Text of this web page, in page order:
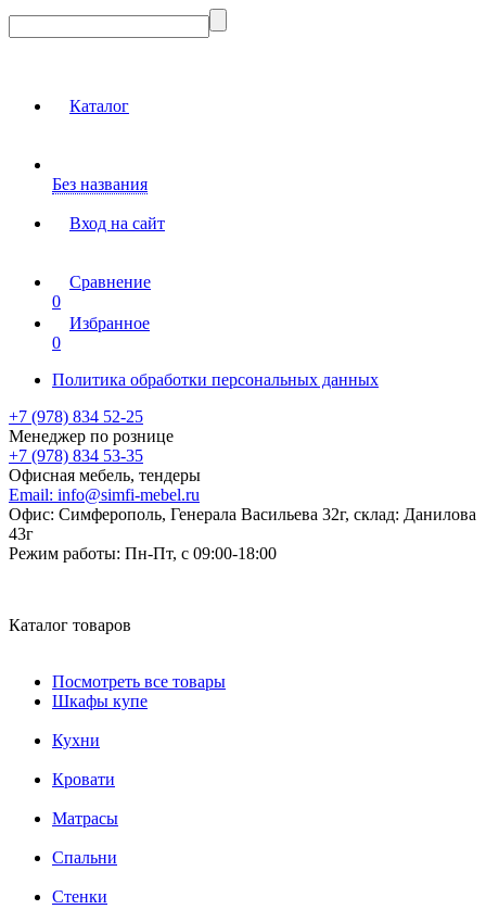
Каталог
Без названия
Вход на сайт
Сравнение
0
Избранное
0
Политика обработки персональных данных
+7 (978) 834 52-25
Менеджер по рознице
+7 (978) 834 53-35
Офисная мебель, тендеры
Email: info@simfi-mebel.ru
Офис: Симферополь, Генерала Васильева 32г, склад: Данилова
43г
Режим работы: Пн-Пт, с 09:00-18:00
Каталог товаров
Посмотреть все товары
Шкафы купе
Кухни
Кровати
Матрасы
Cпальни
Стенки